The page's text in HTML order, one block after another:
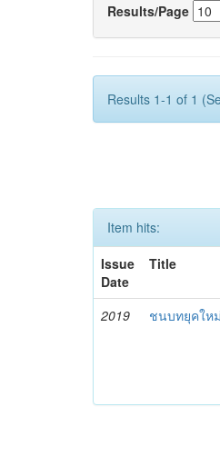
Results/Page
Results 1-1 of 1
Item hits:
Issue
Date
Title
2019 ชนบทยุคให